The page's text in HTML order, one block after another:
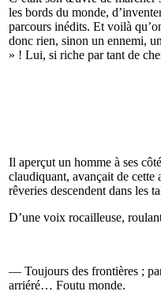
les bords du monde,
parcours inédits. Et voilà
donc rien, sinon un ennemi,
» ! Lui, si riche par tant de
Il aperçut un homme à ses
claudiquant, avançait de cette
rêveries descendent dans les
D’une voix rocailleuse,
— Toujours des frontières ;
arriéré… Foutu monde.